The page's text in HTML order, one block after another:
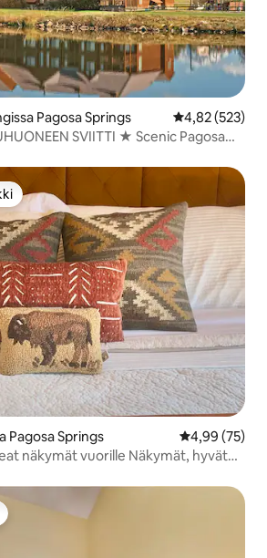
Pagosa Springs
4,82 (523)
SVIITTI ★ Scenic Pagosa
parhaimmistoa
Pagosa Springs
4,99 (75)
näkymät vuorille Näkymät, hyvät